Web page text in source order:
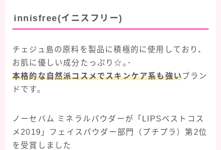
innisfree(イニスフリー)
チェジュ島の原料を製品に積極的に使用しており、
お肌に優しい成分たっぷり☆｡･
本格的な自然派コスメでスキンケア系も強いブラン
ドです。
ノーセバム ミネラルパウダーが「LIPSベストコス
メ2019」フェイスパウダー部門（プチプラ）第2位
を受賞しました